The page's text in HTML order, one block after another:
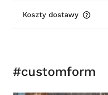
Koszty dostawy
#customform